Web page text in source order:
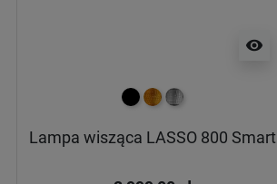
visibility
czarny
złotysrebrny
Lampa wisząca LASSO 800 Smart